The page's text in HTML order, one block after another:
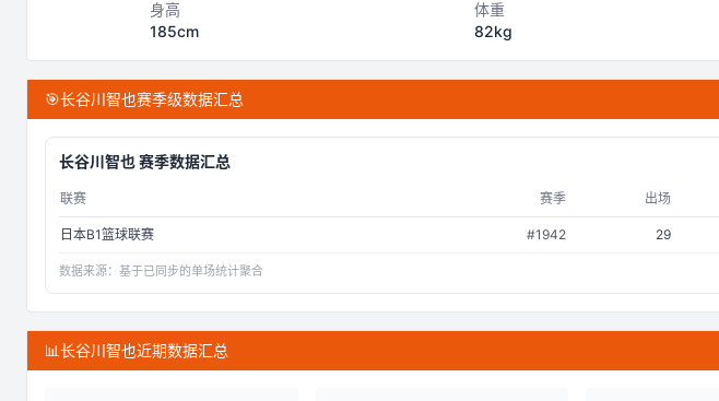
身高
185cm
体重
82kg
🎯长谷川智也赛季级数据汇总
长谷川智也赛季数据汇总
联赛 赛季 出场
日本B1篮球联赛 #1942 29
数据来源： 基于已同步的单场统计聚合
📊长谷川智也近期数据汇总